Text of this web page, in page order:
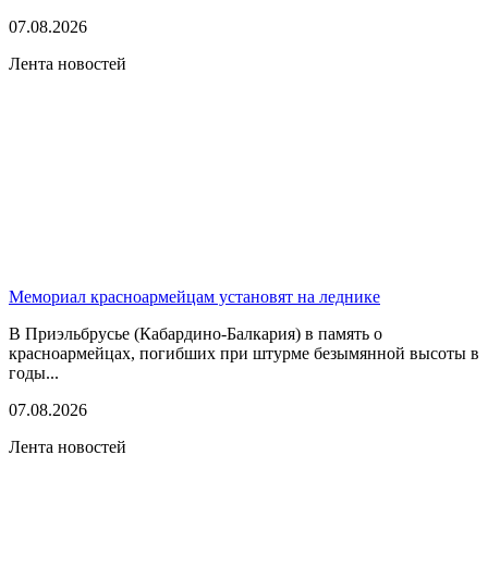
07.08.2026
Лента новостей
Мемориал красноармейцам установят на леднике
В Приэльбрусье (Кабардино-Балкария) в память о
красноармейцах, погибших при штурме безымянной высоты в
годы...
07.08.2026
Лента новостей